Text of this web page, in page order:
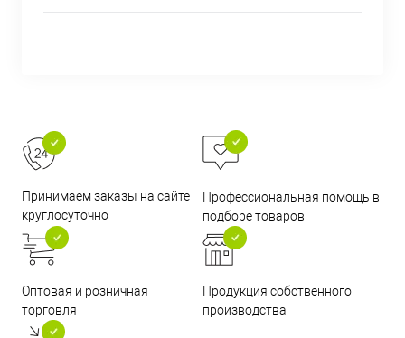
Принимаем заказы на сайте
круглосуточно
Профессиональная помощь в
подборе товаров
Оптовая и розничная
торговля
Продукция собственного
производства